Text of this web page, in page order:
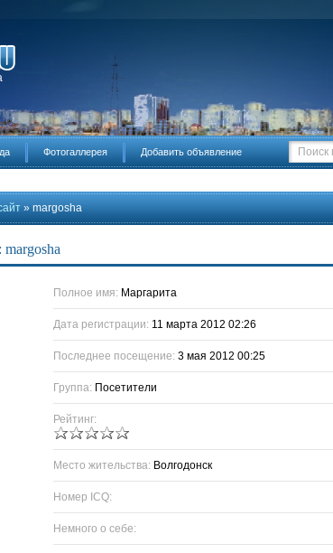
Фотогаллерея Добавить объявление
» margosha
margosha
Полное имя: Маргарита
Дата регистрации: 11 марта 2012 02:26
Последнее посещение: 3 мая 2012 00:25
Группа: Посетители
Рейтинг:
Место жительства: Волгодонск
Номер ICQ:
Немного о себе: